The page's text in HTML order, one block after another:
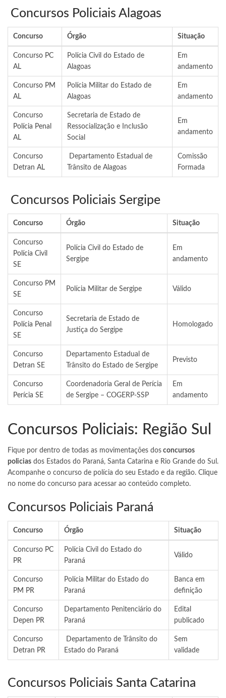
Concursos Policiais Alagoas
Concurso Órgão Situação
Concurso PC
AL
Polícia Civil do Estado de
Alagoas
Em
andamento
Concurso PM
AL
Polícia Militar do Estado de
Alagoas
Em
andamento
Concurso
Polícia Penal
AL
Secretaria de Estado de
Ressocialização e Inclusão
Social
Em
andamento
Concurso
Detran AL
Departamento Estadual de
Trânsito de Alagoas
Comissão
Formada
Concursos Policiais Sergipe
Concurso Órgão Situação
Concurso
Polícia Civil
SE
Polícia Civil do Estado de
Sergipe
Em
andamento
Concurso PM
SE
Polícia Militar de Sergipe Válido
Concurso
Polícia Penal
SE
Secretaria de Estado de
Justiça do Sergipe
Homologado
Concurso
Detran SE
Departamento Estadual de
Trânsito do Estado de Sergipe
Previsto
Concurso
Perícia SE
Coordenadoria Geral de Perícia
de Sergipe – COGERP-SSP
Em
andamento
Concursos Policiais: Região Sul
Fique por dentro de todas as movimentações dos concursos
policias dos Estados do Paraná, Santa Catarina e Rio Grande do Sul.
Acompanhe o concurso de polícia do seu Estado e da região. Clique
no nome do concurso para acessar ao conteúdo completo.
Concursos Policiais Paraná
Concurso Órgão Situação
Concurso PC
PR
Polícia Civil do Estado do
Paraná
Válido
Concurso
PM PR
Polícia Militar do Estado do
Paraná
Banca em
definição
Concurso
Depen PR
Departamento Penitenciário do
Paraná
Edital
publicado
Concurso
Detran PR
Departamento de Trânsito do
Estado do Paraná
Sem
validade
Concursos Policiais Santa Catarina